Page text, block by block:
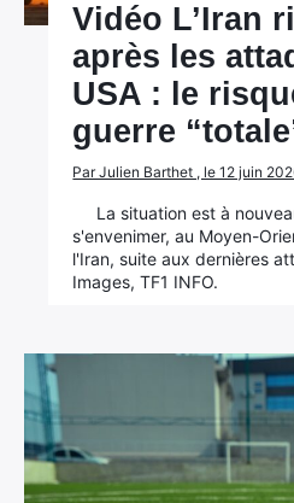
Vidéo L’Iran
après les
USA : le
guerre
Par Julien Barthet , le 12 juin
La situation est à
s'envenimer, au Moyen-
l'Iran, suite aux dernières
Images, TF1 INFO.